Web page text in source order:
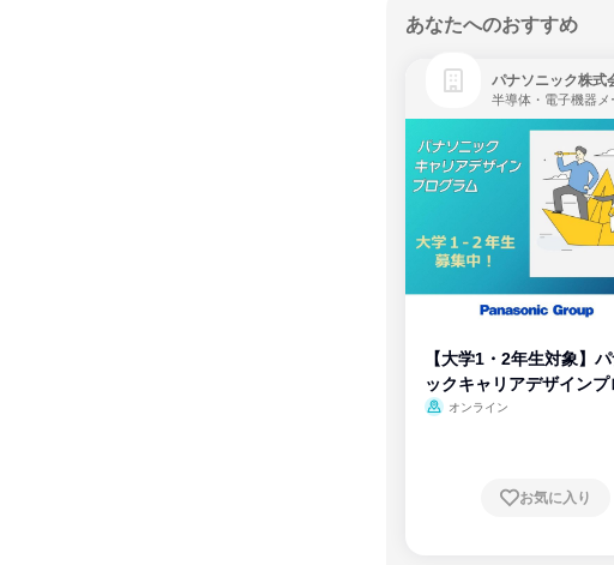
あなたへのおすすめ
パナソニック株式
半導体・電子機器メ
【大学1・2年生対象】
ックキャリアデザインプ
ム
オンライン
お気に入り